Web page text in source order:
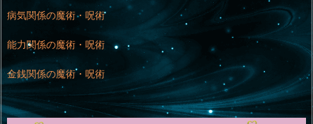
病気関係の魔術・呪術
能力関係の魔術・呪術
金銭関係の魔術・呪術